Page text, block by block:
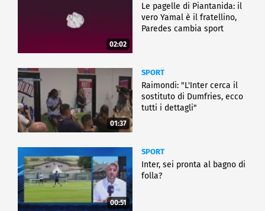
02:02
Le pagelle di Piantanida: il
vero Yamal è il fratellino,
Paredes cambia sport
01:37
SPORT
Raimondi: "L'Inter cerca il
sostituto di Dumfries, ecco
tutti i dettagli"
00:51
SPORT
Inter, sei pronta al bagno di
folla?